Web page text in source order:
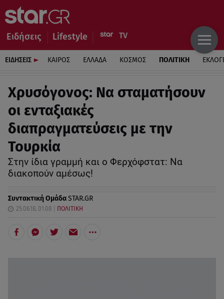
Ειδήσεις Lifestyle
ΕΙΔΗΣΕΙΣ ΚΑΙΡΟΣ ΕΛΛΑΔΑ ΚΟΣΜΟΣ ΠΟΛΙΤΙΚΗ
Χρυσόγονος: Να σταματήσουν
οι ενταξιακές
διαπραγματεύσεις με την
Τουρκία
Στην ίδια γραμμή και ο Φερχόφστατ: Να
διακοπούν αμέσως!
Συντακτική ΟμάδαSTAR.GR
25.06.18, 01:08 ΠΟΛΙΤΙΚΗ